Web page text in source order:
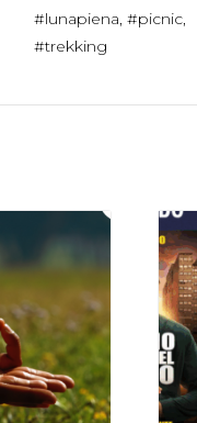
#lunapiena, #picnic,
#trekking